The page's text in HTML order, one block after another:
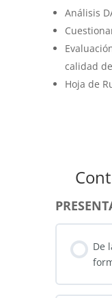
Análisis
calidad
Hoja de
De